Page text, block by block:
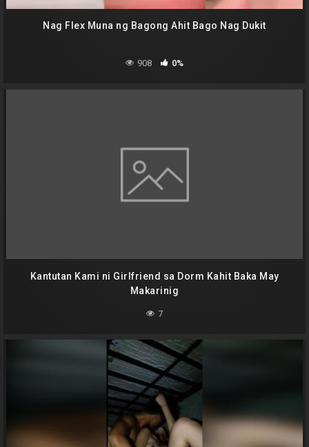
Nag Flex Muna ng Bagong Ahit Bago Nag Dukit
908 0%
Kantutan Kami ni Girlfriend sa Dorm Kahit Baka May
Makarinig
7